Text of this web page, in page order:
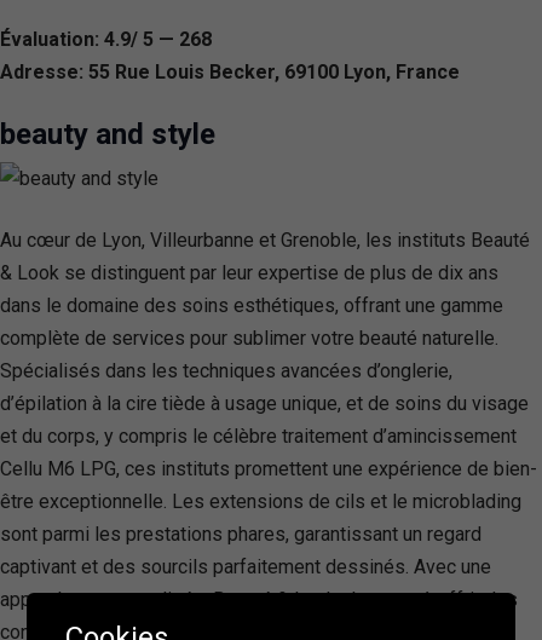
Évaluation: 4.9/ 5 — 268
Adresse: 55 Rue Louis Becker, 69100 Lyon, France
beauty and style
Au cœur de Lyon, Villeurbanne et Grenoble, les instituts Beauté
& Look se distinguent par leur expertise de plus de dix ans
dans le domaine des soins esthétiques, offrant une gamme
complète de services pour sublimer votre beauté naturelle.
Spécialisés dans les techniques avancées d’onglerie,
d’épilation à la cire tiède à usage unique, et de soins du visage
et du corps, y compris le célèbre traitement d’amincissement
Cellu M6 LPG, ces instituts promettent une expérience de bien-
être exceptionnelle. Les extensions de cils et le microblading
sont parmi les prestations phares, garantissant un regard
captivant et des sourcils parfaitement dessinés. Avec une
approche personnalisée, Beauté & Look s’engage à offrir des
conseils et des soins adaptés à chaque type de peau et à